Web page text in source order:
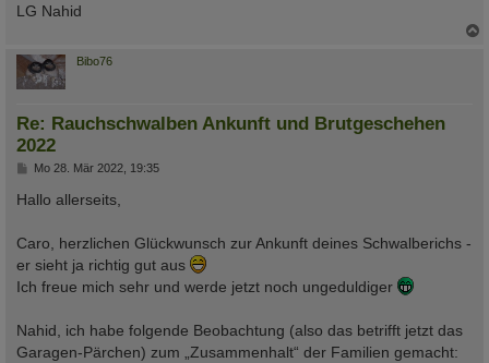
LG Nahid
Bibo76
Re: Rauchschwalben Ankunft und Brutgeschehen
2022
B
i
g
Mo 28. Mär 2022, 19:35
Hallo allerseits,
Caro, herzlichen Glückwunsch zur Ankunft deines Schwalberichs -
er sieht ja richtig gut aus
Ich freue mich sehr und werde jetzt noch ungeduldiger
Nahid, ich habe folgende Beobachtung (also das betrifft jetzt das
Garagen-Pärchen) zum „Zusammenhalt“ der Familien gemacht: